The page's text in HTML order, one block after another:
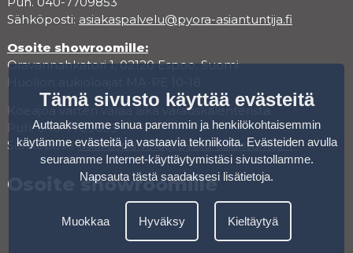
Sähköposti: asiakaspalvelu@pyora-asiantuntija.fi
Osoite showroomille:
Oravannahkatori 1, 02120 Espoo, Suomi
Koeajoa varten varaa aika varauskalenterista.
Puh. 040-7709853
Sähköposti:asiakaspalvelu@pyora-asiantuntija.fi
Osoite showroomille
Tämä sivusto käyttää evästeitä
Auttaaksemme sinua paremmin ja henkilökohtaisemmin
käytämme evästeitä ja vastaavia tekniikoita. Evästeiden avulla
seuraamme Internet-käyttäytymistäsi sivustollamme.
Napsauta tästä saadaksesi lisätietoja.
Muokkaa Hyväksy Kieltäytyä